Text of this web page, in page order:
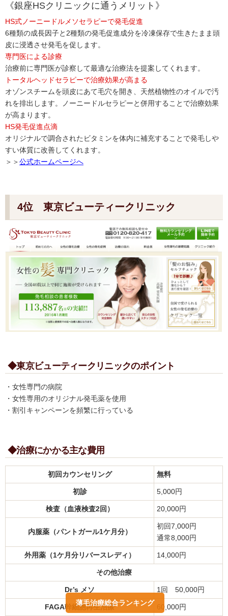
《銀座HSクリニックに通うメリット》
HS式ノーニードルメソセラピーで発毛促進
6種類の成長因子と2種類の発毛促進成分を冷凍保存で生きたまま頭
皮に浸透させ発毛を促します。
専門医による診療
治療前に専門医が診察して最適な治療法を提案してくれます。
トータルヘッドセラピーで治療効果が高まる
オゾンスチームを頭皮にあて毛穴を開き、天然植物性のオイルで汚
れを排出します。ノーニードルセラピーと併用することで治療効果
が高まります。
HS発毛促進点滴
オリジナルで調合されたビタミンを体内に補充することで発毛しや
すい体質に改善してくれます。
＞＞公式ホームページへ
4位 東京ビューティークリニック
◆東京ビューティークリニックのポイント
・女性専門の病院
・女性専用のオリジナル発毛薬を使用
・割引キャンペーンを頻繁に行っている
◆治療にかかる主な費用
初回カウンセリング 無料
初診 5,000円
検査（血液検査2回） 20,000円
内服薬（パントガール1ケ月分）
初回7,000円
通常8,000円
外用薬（1ケ月分リバースレディ） 14,000円
その他治療
Dr’s メソ 1回 50,000円
FAGA幹細胞再生治療 60,000円
薄毛治療総合ランキング